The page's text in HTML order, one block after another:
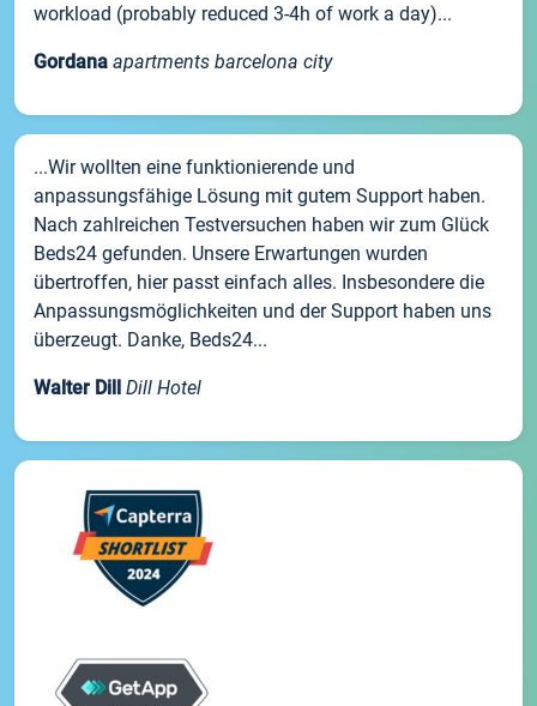
workload (probably reduced 3-4h of work a day)...
Gordana apartments barcelona city
...Wir wollten eine funktionierende und
anpassungsfähige Lösung mit gutem Support haben.
Nach zahlreichen Testversuchen haben wir zum Glück
Beds24 gefunden. Unsere Erwartungen wurden
übertroffen, hier passt einfach alles. Insbesondere die
Anpassungsmöglichkeiten und der Support haben uns
überzeugt. Danke, Beds24...
Walter Dill Dill Hotel